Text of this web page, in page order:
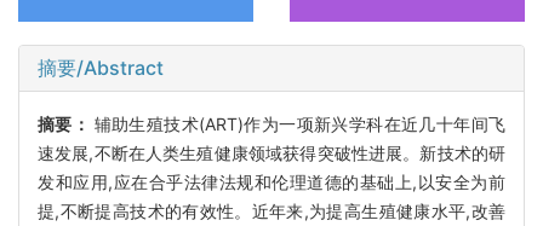
摘要/Abstract
摘要： 辅助生殖技术(ART)作为一项新兴学科在近几十年间飞
速发展,不断在人类生殖健康领域获得突破性进展。新技术的研
发和应用,应在合乎法律法规和伦理道德的基础上,以安全为前
提,不断提高技术的有效性。近年来,为提高生殖健康水平,改善